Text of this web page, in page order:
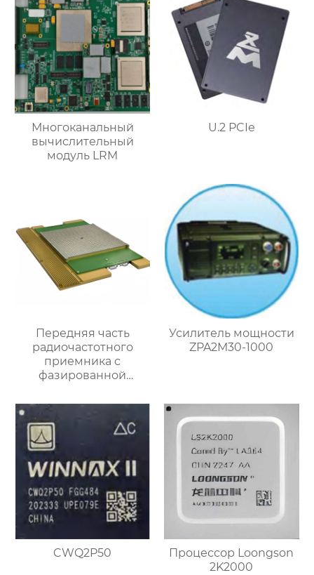
Многоканальный
вычислительный
модуль LRM
U.2 PCIe
Передняя часть
радиочастотного
приемника c
фазированной
диапазона
Усилитель мощности
ZPA2M30-1000
CWQ2P50
Процессор Loongson
2K2000